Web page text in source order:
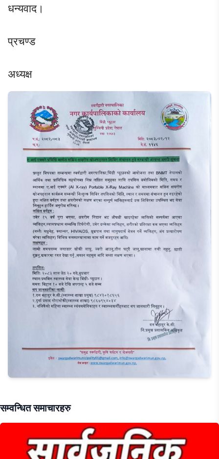
धन्यवाद।
प्रचण्ड
अध्यक्ष
सम्वन्धित समाचारहरु